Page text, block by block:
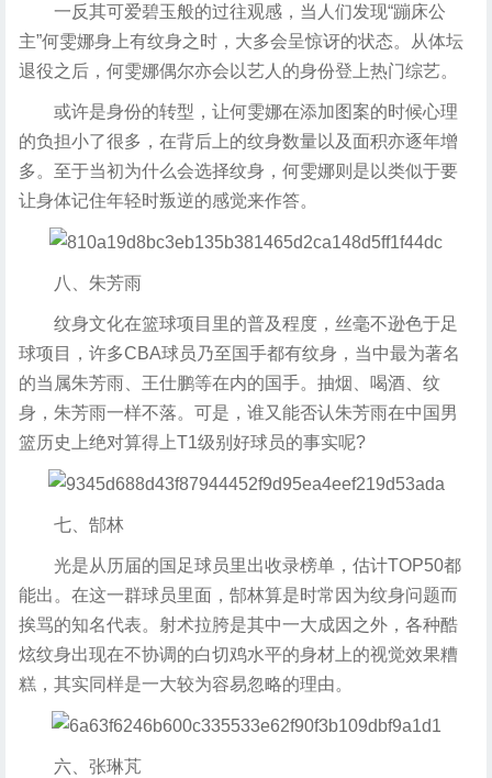
一反其可爱碧玉般的过往观感，当人们发现“蹦床公
主”何雯娜身上有纹身之时，大多会呈惊讶的状态。从体坛
退役之后，何雯娜偶尔亦会以艺人的身份登上热门综艺。
或许是身份的转型，让何雯娜在添加图案的时候心理
的负担小了很多，在背后上的纹身数量以及面积亦逐年增
多。至于当初为什么会选择纹身，何雯娜则是以类似于要
让身体记住年轻时叛逆的感觉来作答。
八、朱芳雨
纹身文化在篮球项目里的普及程度，丝毫不逊色于足
球项目，许多CBA球员乃至国手都有纹身，当中最为著名
的当属朱芳雨、王仕鹏等在内的国手。抽烟、喝酒、纹
身，朱芳雨一样不落。可是，谁又能否认朱芳雨在中国男
篮历史上绝对算得上T1级别好球员的事实呢?
七、郜林
光是从历届的国足球员里出收录榜单，估计TOP50都
能出。在这一群球员里面，郜林算是时常因为纹身问题而
挨骂的知名代表。射术拉胯是其中一大成因之外，各种酷
炫纹身出现在不协调的白切鸡水平的身材上的视觉效果糟
糕，其实同样是一大较为容易忽略的理由。
六、张琳芃